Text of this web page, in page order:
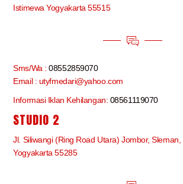
Istimewa Yogyakarta 55515
Sms/Wa :08552859070
Email : utyfmedari@yahoo.com
Informasi Iklan Kehilangan: 08561119070
STUDIO 2
Jl. Siliwangi (Ring Road Utara) Jombor,
Yogyakarta 55285